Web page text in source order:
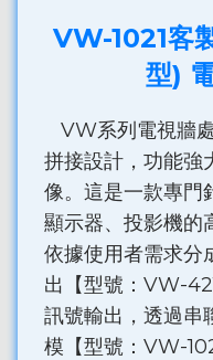
VW-1021客
型)
VW系列電視牆
拼接設計，功能強
像。這是一款專門
顯示器、投影機的
依據使用者需求
出【型號：VW-
訊號輸出，透過串
模【型號：VW-